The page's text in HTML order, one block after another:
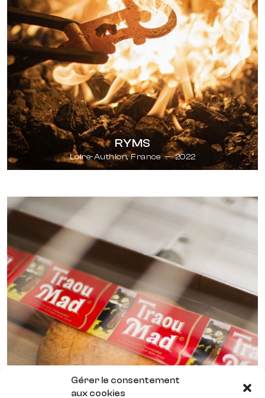
Gérer le consentement
aux cookies
RYMS
Loire-Authion, France — 2022